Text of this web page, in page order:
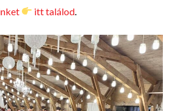
itt találod.